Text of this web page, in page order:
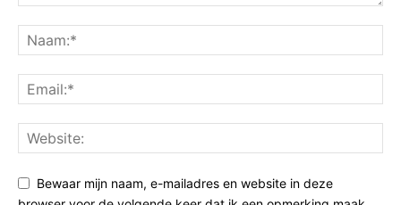
Bewaar mijn naam, e-mailadres en website in deze